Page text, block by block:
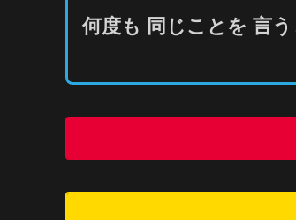
何度も 同じことを 言